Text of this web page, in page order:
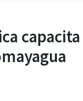
capacita